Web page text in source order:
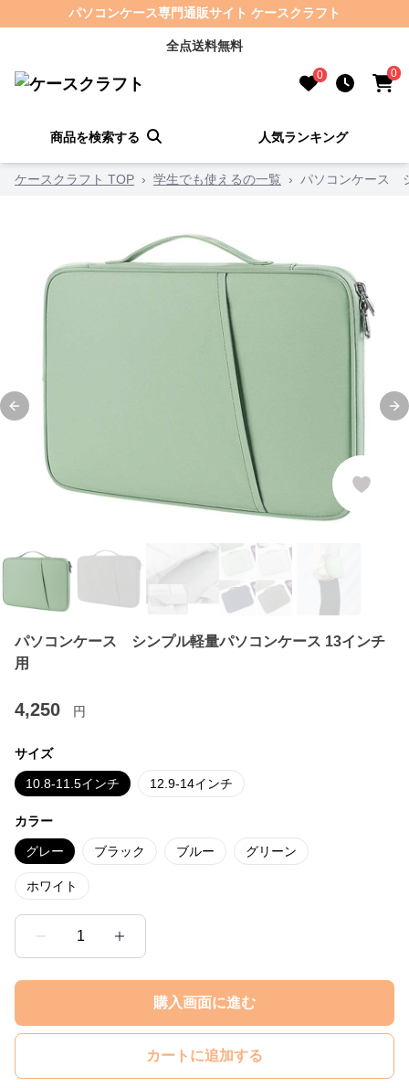
パソコンケース専門通販サイト ケースクラフト
全点送料無料
0 0
商品を検索する 人気ランキング
ケースクラフト TOP › 学生でも使えるの一覧 › パソコンケース
Previous slide
パソコンケース シンプル軽量パソコンケース 13インチ
用
4,250 円
サイズ
10.8-11.5インチ 12.9-14インチ
カラー
グレー ブラック ブルー グリーン
ホワイト
1
購入画面に進む
カートに追加する